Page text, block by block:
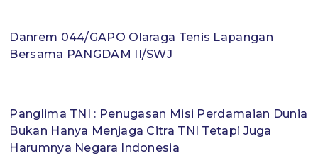
Danrem 044/GAPO Olaraga Tenis Lapangan
Bersama PANGDAM II/SWJ
Panglima TNI : Penugasan Misi Perdamaian Dunia
Bukan Hanya Menjaga Citra TNI Tetapi Juga
Harumnya Negara Indonesia